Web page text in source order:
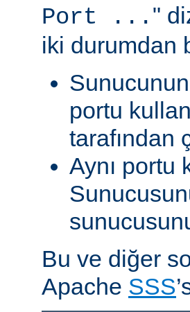
Port ... "
iki durumdan
portu
tarafından
Aynı portu
Bu ve diğer
Apache SSS